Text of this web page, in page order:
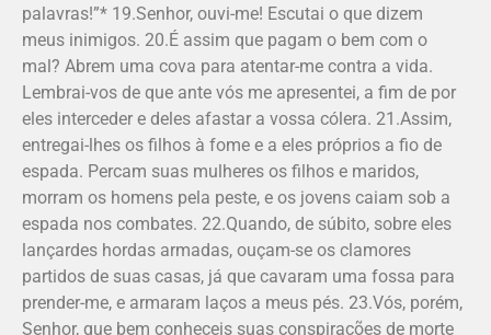
palavras!”* 19.Senhor, ouvi-me! Escutai o que dizem
meus inimigos. 20.É assim que pagam o bem com o
mal? Abrem uma cova para atentar-me contra a vida.
Lembrai-vos de que ante vós me apresentei, a fim de por
eles interceder e deles afastar a vossa cólera. 21.Assim,
entregai-lhes os filhos à fome e a eles próprios a fio de
espada. Percam suas mulheres os filhos e maridos,
morram os homens pela peste, e os jovens caiam sob a
espada nos combates. 22.Quando, de súbito, sobre eles
lançardes hordas armadas, ouçam-se os clamores
partidos de suas casas, já que cavaram uma fossa para
prender-me, e armaram laços a meus pés. 23.Vós, porém,
Senhor, que bem conheceis suas conspirações de morte